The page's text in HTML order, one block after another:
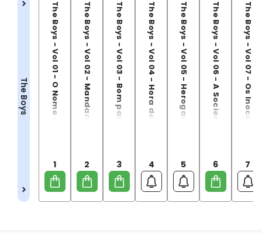
The Boys The Boys - Vol 01 - O Nome do Jogo
1
The Boys - Vol 02 - Mandando Ver
2
The Boys - Vol 03 - Bom para a Alma
3
The Boys - Vol 04 - Hora de Partir
4
The Boys - Vol 05 - Herogasm
5 The Boys - Vol 06 - A Sociedade da Autopreservação
6
The Boys - Vol 07 - Os Inocentes
7